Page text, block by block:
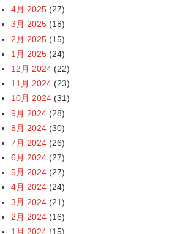
4月 2025 (27)
3月 2025 (18)
2月 2025 (15)
1月 2025 (24)
12月 2024 (22)
11月 2024 (23)
10月 2024 (31)
9月 2024 (28)
8月 2024 (30)
7月 2024 (26)
6月 2024 (27)
5月 2024 (27)
4月 2024 (24)
3月 2024 (21)
2月 2024 (16)
1月 2024 (15)